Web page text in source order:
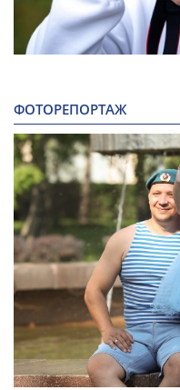
ФОТОРЕПОРТАЖ